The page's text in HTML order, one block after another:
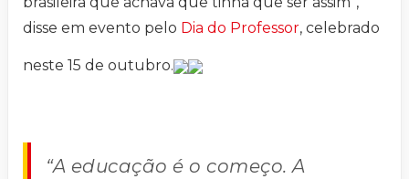
disse em evento pelo Dia do Professor, celebrado
neste 15 de outubro.
“A educação é o começo. A